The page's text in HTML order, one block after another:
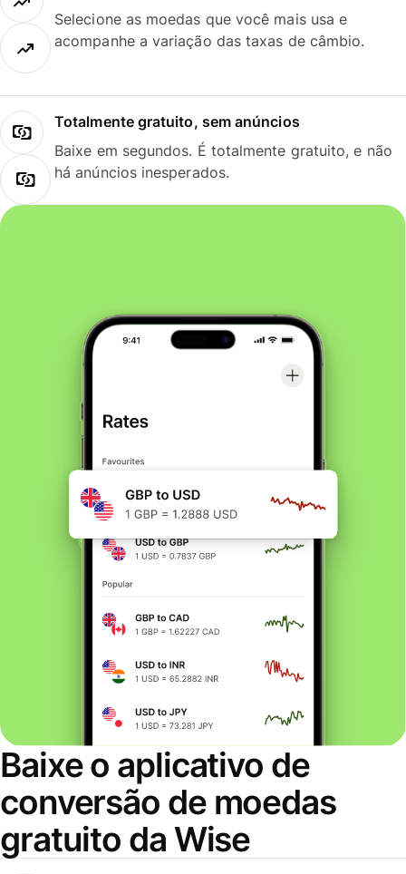
Selecione as moedas que você mais usa e
acompanhe a variação das taxas de câmbio.
Totalmente gratuito, sem anúncios
Baixe em segundos. É totalmente gratuito, e não
há anúncios inesperados.
Baixe o aplicativo de
conversão de moedas
gratuito da Wise